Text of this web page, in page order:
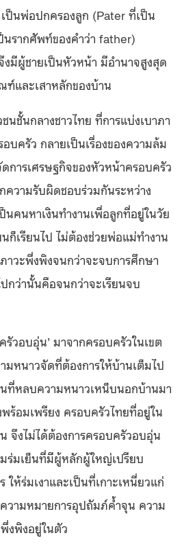
ป็นพ่อปกครองลูก (Pater ที่เป็น
รากศัพท์ของคำว่า father)
มีผู้ชายเป็นหัวหน้า มีอำนาจสูงสุด
และเสาหลักของบ้าน
นชั้นกลางชาวไทย ที่การแบ่งเบาภา
บครัว กลายเป็นเรื่องของความล้ม
ดการเศรษฐกิจของหัวหน้าครอบครัว
ความรับผิดชอบร่วมกันระหว่าง
คนหาเงินทำงานเพื่อลูกที่อยู่ในวัย
ก็เรียนไป ไม่ต้องช่วยพ่อแม่ทำงาน
าวะพึ่งพิงจนกว่าจะจบการศึกษา
กว่านั้นคือจนกว่าจะเรียนจบ
วอบอุ่น’ มาจากครอบครัวในเขต
หนาวจัดที่ต้องการให้บ้านเต็มไป
ที่หลบความหนาวเหน็บนอกบ้านมา
ร้อมเพรียง ครอบครัวไทยที่อยู่ใน
จึงไม่ได้ต้องการครอบครัวอบอุ่น
ร่มเย็นที่มีผู้หลักผู้ใหญ่เปรียบ
ให้ร่มเงาและเป็นที่เกาะเหนี่ยวแก่
วามหมายการอุปถัมภ์ค้ำจุน ความ
งพิงอยู่ในตัว